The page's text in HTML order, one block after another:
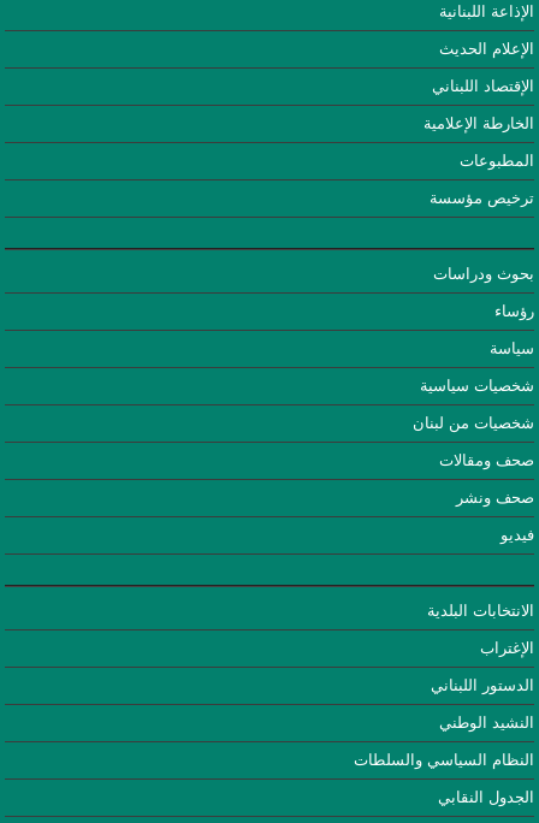
الإذاعة اللبنانية
الإعلام الحديث
الإقتصاد اللبناني
الخارطة الإعلامية
المطبوعات
ترخيص مؤسسة
بحوث ودراسات
رؤساء
سياسة
شخصيات سياسية
شخصيات من لبنان
صحف ومقالات
صحف ونشر
فيديو
الانتخابات البلدية
الإغتراب
الدستور اللبناني
النشيد الوطني
النظام السياسي والسلطات
الجدول النقابي